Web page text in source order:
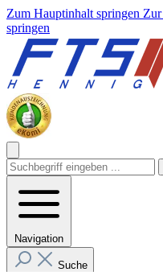
Zum Hauptinhalt springen Zur
springen
Navigation
Suche